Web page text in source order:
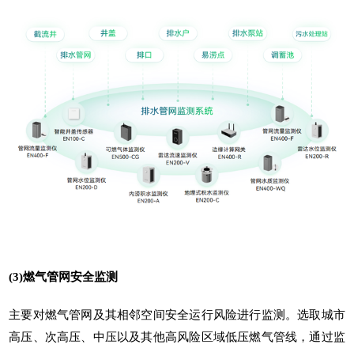
(3)燃气管网安全监测
主要对燃气管网及其相邻空间安全运行风险进行监测。选取城市
高压、次高压、中压以及其他高风险区域低压燃气管线，通过监